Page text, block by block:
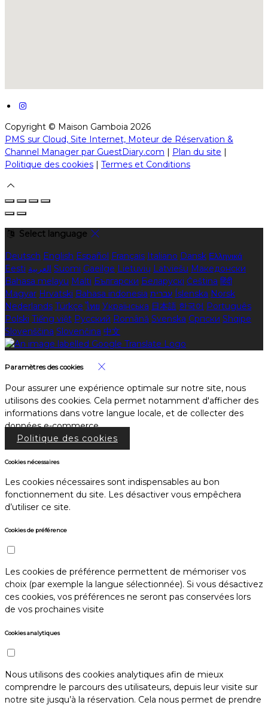
Copyright © Maison Gamboia 2026
PMS sur Cloud, Site Internet, Moteur de Réservation &
Channel Manager par GuestDiary.com | Plan du site |
Politique des cookies | Termes et Conditions
Select language
Deutsch English Español Français Italiano Dansk Ελληνικά
Eesti العربية Suomi Gaeilge Lietuvių Latviešu Македонски
Bahasa melayu Malti Български Беларускі Čeština हिंदी
Magyar Hrvatski Bahasa indonesia עברית Íslenska Norsk
Nederlands Türkçe ไทย Українська 日本語 한국어 Português
Polski Tiếng việt Русский Română Svenska Српски Shqipe
Slovenščina Slovenčina 中文
Paramètres des cookies
Pour assurer une expérience optimale sur notre site, nous
utilisons des cookies. Cela permet notamment d'afficher des
informations dans votre langue locale, et de collecter des
données e-commerce.
Politique des cookies
Cookies nécessaires
Les cookies nécessaires sont indispensables au bon
fonctionnement du site. Les désactiver vous empêchera
d’utiliser ce site.
Cookies de préférence
Les cookies de préférence permettent de mémoriser vos
choix (par exemple la langue sélectionnée). Si vous désactivez
ces cookies, vos préférences ne seront pas conservées lors
de vos prochaines visite
Cookies analytiques
Nous utilisons des cookies analytiques afin de mieux
comprendre le parcours des utilisateurs, depuis leur visite sur
notre site jusqu’à la réservation. Cela nous permet de prendre